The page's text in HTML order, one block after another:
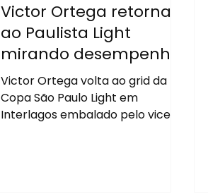
Victor Ortega retorna
ao Paulista Light
mirando desempenho
positivo em Interlagos
Victor Ortega volta ao grid da
Copa São Paulo Light em
Interlagos embalado pelo vice-